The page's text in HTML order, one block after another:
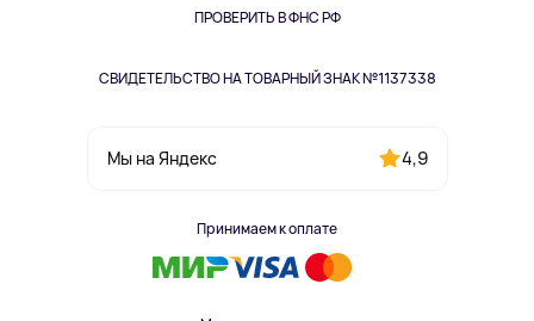
ПРОВЕРИТЬ В ФНС РФ
СВИДЕТЕЛЬСТВО НА ТОВАРНЫЙ ЗНАК №1137338
Мы на Яндекс 4,9
Принимаем к оплате
Одежда и аксессуары